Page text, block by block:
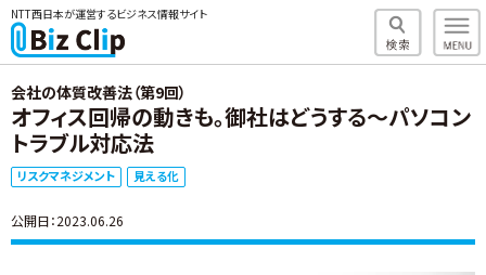
NTT西日本が運営するビジネス情報サイト
会社の体質改善法（第9回）
オフィス回帰の動きも。御社はどうする～パソコン
トラブル対応法
リスクマネジメント 見える化
公開日：2023.06.26